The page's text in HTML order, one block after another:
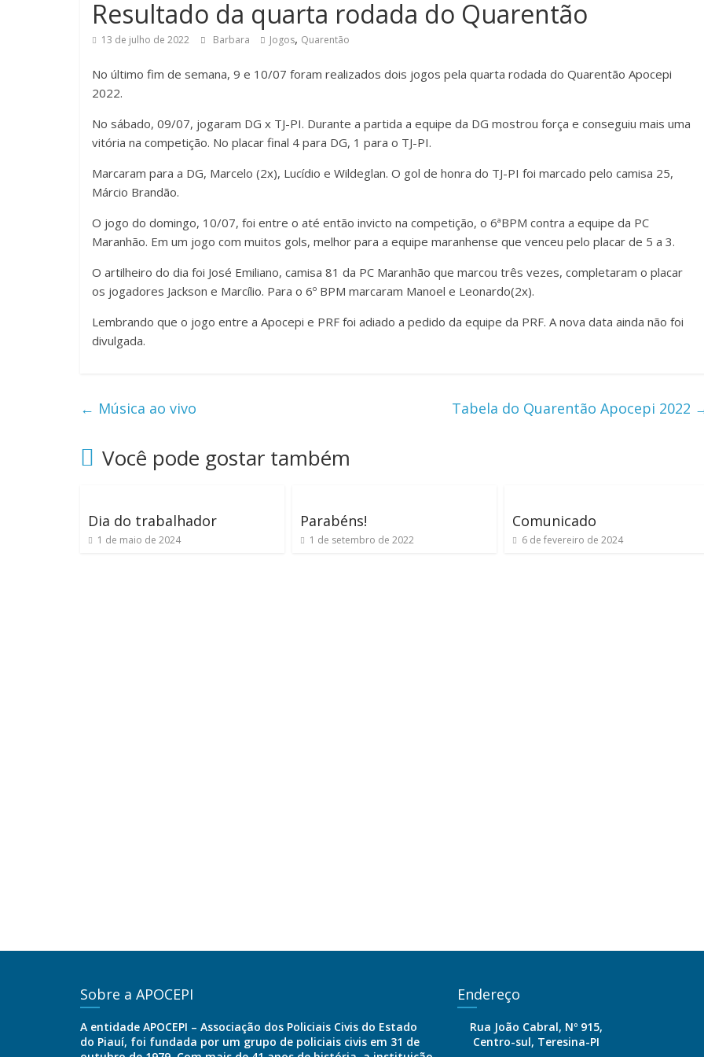
Resultado da quarta rodada do Quarentão
13 de julho de 2022 Barbara Jogos, Quarentão
No último fim de semana, 9 e 10/07 foram realizados dois jogos pela quarta rodada do Quarentão Apocepi
2022.
No sábado, 09/07, jogaram DG x TJ-PI. Durante a partida a equipe da DG mostrou força e conseguiu mais uma
vitória na competição. No placar final 4 para DG, 1 para o TJ-PI.
Marcaram para a DG, Marcelo (2x), Lucídio e Wildeglan. O gol de honra do TJ-PI foi marcado pelo camisa 25,
Márcio Brandão.
O jogo do domingo, 10/07, foi entre o até então invicto na competição, o 6ªBPM contra a equipe da PC
Maranhão. Em um jogo com muitos gols, melhor para a equipe maranhense que venceu pelo placar de 5 a 3.
O artilheiro do dia foi José Emiliano, camisa 81 da PC Maranhão que marcou três vezes, completaram o placar
os jogadores Jackson e Marcílio. Para o 6º BPM marcaram Manoel e Leonardo(2x).
Lembrando que o jogo entre a Apocepi e PRF foi adiado a pedido da equipe da PRF. A nova data ainda não foi
divulgada.
← Música ao vivo Tabela do Quarentão Apocepi 2022
Você pode gostar também
Dia do trabalhador
1 de maio de 2024
Parabéns!
1 de setembro de 2022
Comunicado
6 de fevereiro de 2024
Sobre a APOCEPI
A entidade APOCEPI – Associação dos Policiais Civis do Estado
do Piauí, foi fundada por um grupo de policiais civis em 31 de
Endereço
Rua João Cabral, Nº 915,
Centro-sul, Teresina-PI